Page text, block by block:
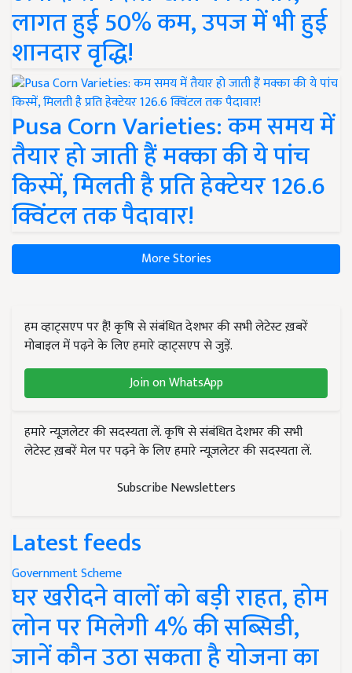
लागत हुई 50% कम, उपज में भी हुई
शानदार वृद्धि!
Pusa Corn Varieties: कम समय में
तैयार हो जाती हैं मक्का की ये पांच
किस्में, मिलती है प्रति हेक्टेयर 126.6
क्विंटल तक पैदावार!
More Stories
हम व्हाट्सएप पर हैं! कृषि से संबंधित देशभर की सभी लेटेस्ट ख़बरें
मोबाइल में पढ़ने के लिए हमारे व्हाट्सएप से जुड़ें.
Join on WhatsApp
हमारे न्यूज़लेटर की सदस्यता लें. कृषि से संबंधित देशभर की सभी
लेटेस्ट ख़बरें मेल पर पढ़ने के लिए हमारे न्यूज़लेटर की सदस्यता लें.
Subscribe Newsletters
Latest feeds
Government Scheme
घर खरीदने वालों को बड़ी राहत, होम
लोन पर मिलेगी 4% की सब्सिडी,
जानें कौन उठा सकता है योजना का